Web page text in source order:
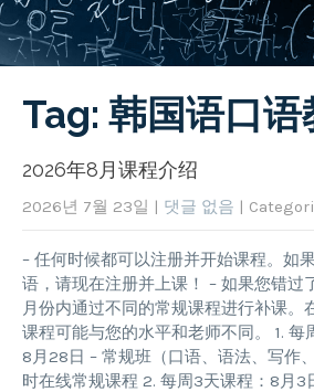
Tag: 韩国语口
2026年8月课程介绍
2026년 7월 23일 | 댓글 없음 |
– 任何时候都可以注册并开始课程。如
语，请现在注册并上课！ – 如果您错过
月份内通过不同的常规课程进行补课。
课程可能与您的水平和老师不同。 1. 每
8月28日 – 常规班（口语、语法、写作
时在线常规课程 2. 每周3天课程：8月3